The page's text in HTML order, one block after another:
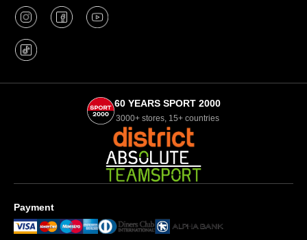
60 YEARS SPORT 2000
3000+ stores, 15+ countries
Payment